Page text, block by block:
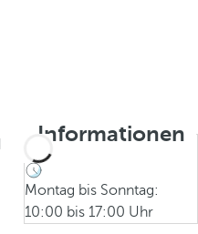
Informationen
Montag bis Sonntag:
10:00 bis 17:00 Uhr